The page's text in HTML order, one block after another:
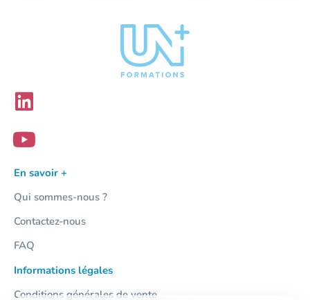
En savoir +
Qui sommes-nous ?
Contactez-nous
FAQ
Informations légales
Conditions générales de vente